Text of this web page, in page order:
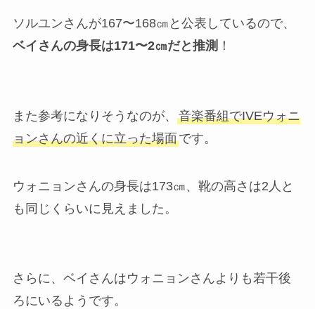
ソルユンさんが167〜168㎝と公表しているので、
ベイさんの身長は171〜2㎝だと推測 ！
また参考になりそうなのが、 音楽番組でIVEウォニ
ョンさんの近くに立った場面です。
ウォニョンさんの身長は173㎝、靴の高さは2人と
も同じくらいに見えました。
さらに、ベイさんはウォニョンさんよりも若干後
ろにいるようです。